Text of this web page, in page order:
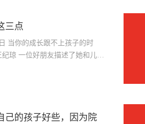
三点
当你的成长跟不上孩子的时
琼 一位好朋友描述了她和儿子
一位同学一
己的孩子好些，因为院